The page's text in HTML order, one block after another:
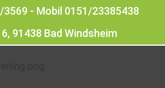
- Mobil 0151/23385438
91438 Bad Windsheim